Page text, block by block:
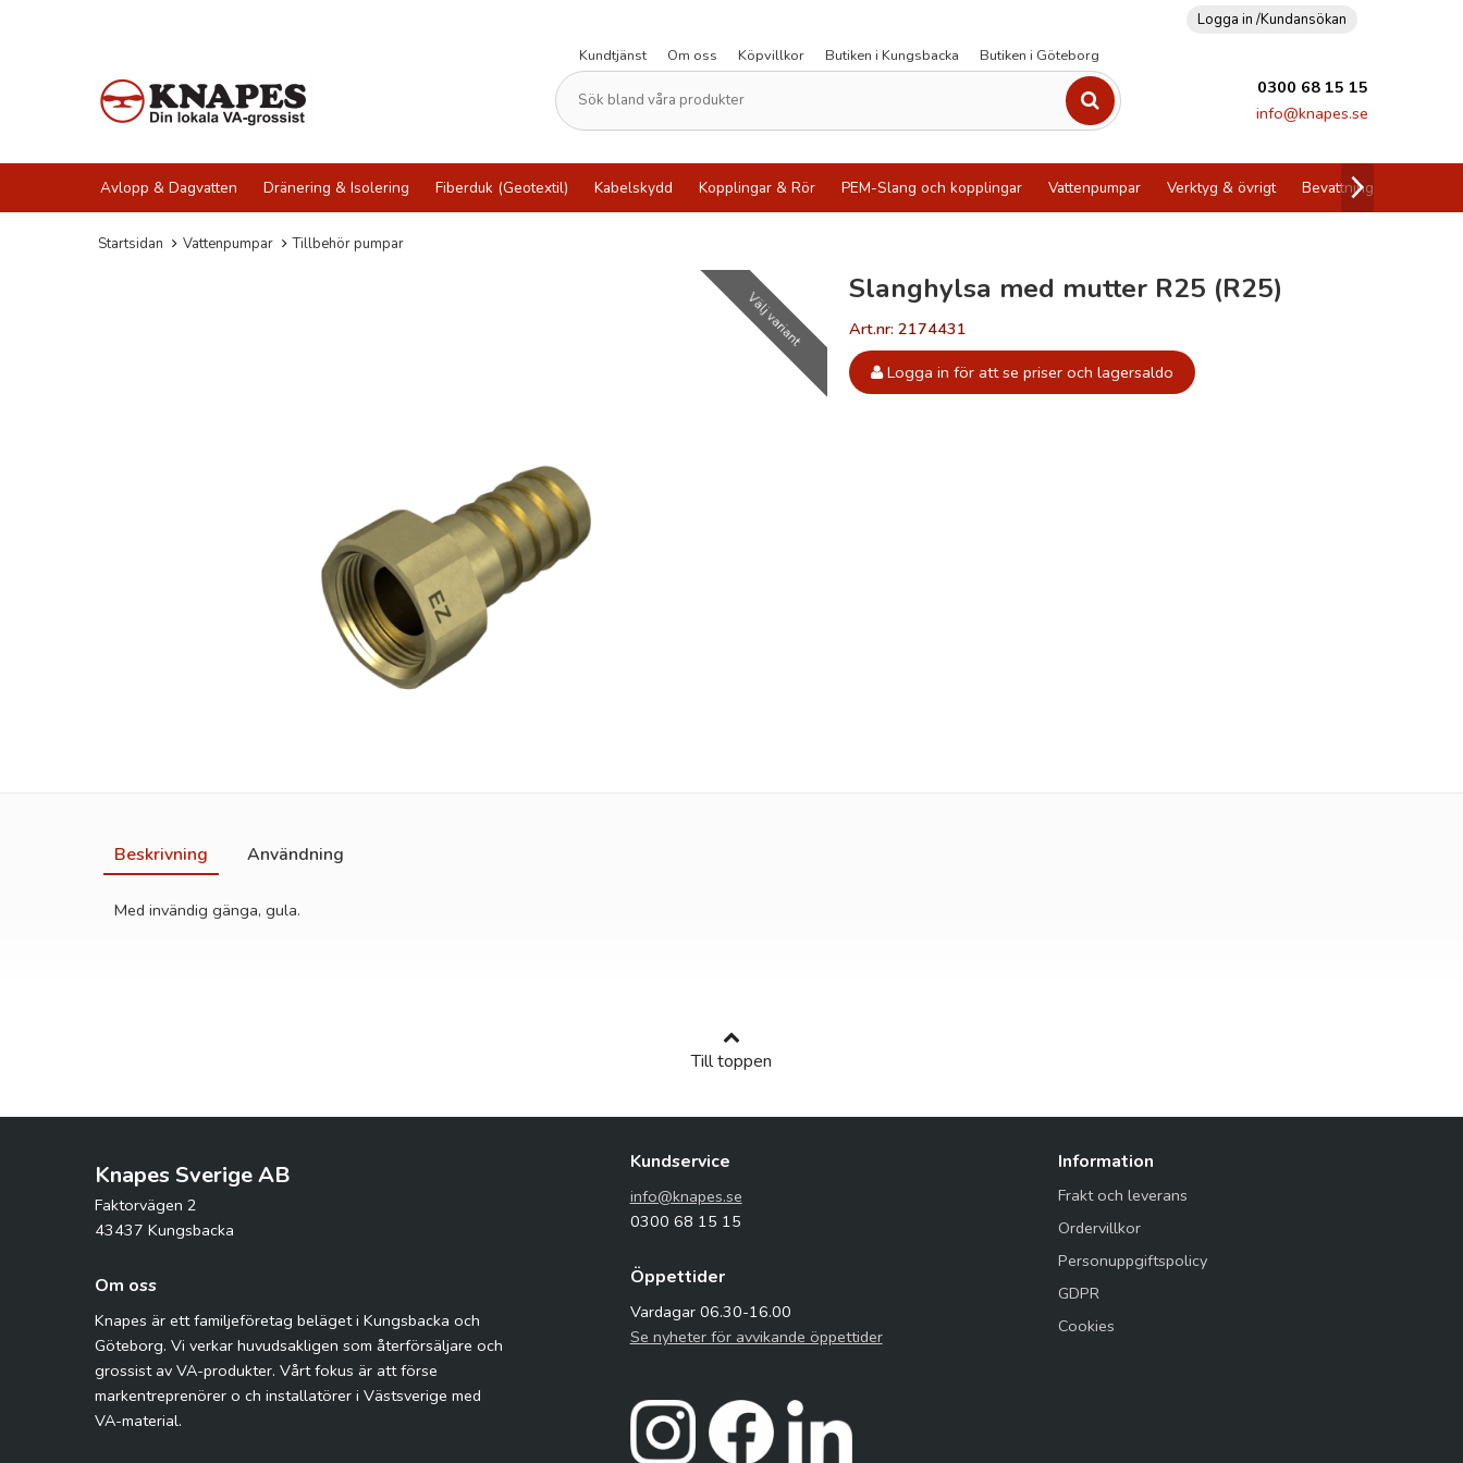
Logga in /Kundansökan
Kundtjänst
Om oss Köpvillkor Butiken i Kungsbacka Butiken i Göteborg
0300 68 15 15
info@knapes.se
Avlopp & Dagvatten Dränering & Isolering Fiberduk (Geotextil) Kabelskydd Kopplingar & Rör PEM-Slang och kopplingar Vattenpumpar Verktyg & övrigt Bevattning
Startsidan Vattenpumpar Tillbehör pumpar
Välj variant
Slanghylsa med mutter R25 (R25)
Art.nr: 2174431
Logga in för att se priser och lagersaldo
Beskrivning Användning
Med invändig gänga, gula.
Till toppen
Knapes Sverige AB
Faktorvägen 2
43437 Kungsbacka
Om oss
Knapes är ett familjeföretag beläget i Kungsbacka och
Göteborg. Vi verkar huvudsakligen som återförsäljare och
grossist av VA-produkter. Vårt fokus är att förse
markentreprenörer o ch installatörer i Västsverige med
VA-material.
Kundservice
info@knapes.se
0300 68 15 15
Öppettider
Vardagar 06.30-16.00
Se nyheter för avvikande öppettider
Information
Frakt och leverans
Ordervillkor
Personuppgiftspolicy
GDPR
Cookies